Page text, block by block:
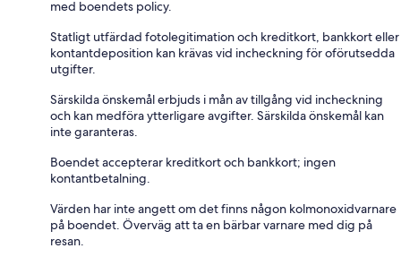
med boendets policy.
Statligt utfärdad fotolegitimation och kreditkort, bankkort eller
kontantdeposition kan krävas vid incheckning för oförutsedda
utgifter.
Särskilda önskemål erbjuds i mån av tillgång vid incheckning
och kan medföra ytterligare avgifter. Särskilda önskemål kan
inte garanteras.
Boendet accepterar kreditkort och bankkort; ingen
kontantbetalning.
Värden har inte angett om det finns någon kolmonoxidvarnare
på boendet. Överväg att ta en bärbar varnare med dig på
resan.